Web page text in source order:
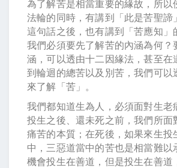
為了解苦是相當重要的緣故，所以
法輪的同時，有講到「此是苦聖諦
這句話之後，也有講到「苦應知」
我們必須要先了解苦的內涵為何？
涵，可以透由十二因緣法，甚至在
到輪迴的總苦以及別苦，我們可以
來了解「苦」。
我們都知道生為人，必須面對生老
投生之後、還未死之前，我們所面
痛苦的本質；在死後，如果來生投
中，三惡道當中的苦也是相當難以
機會投生在善道，但是投生在善道